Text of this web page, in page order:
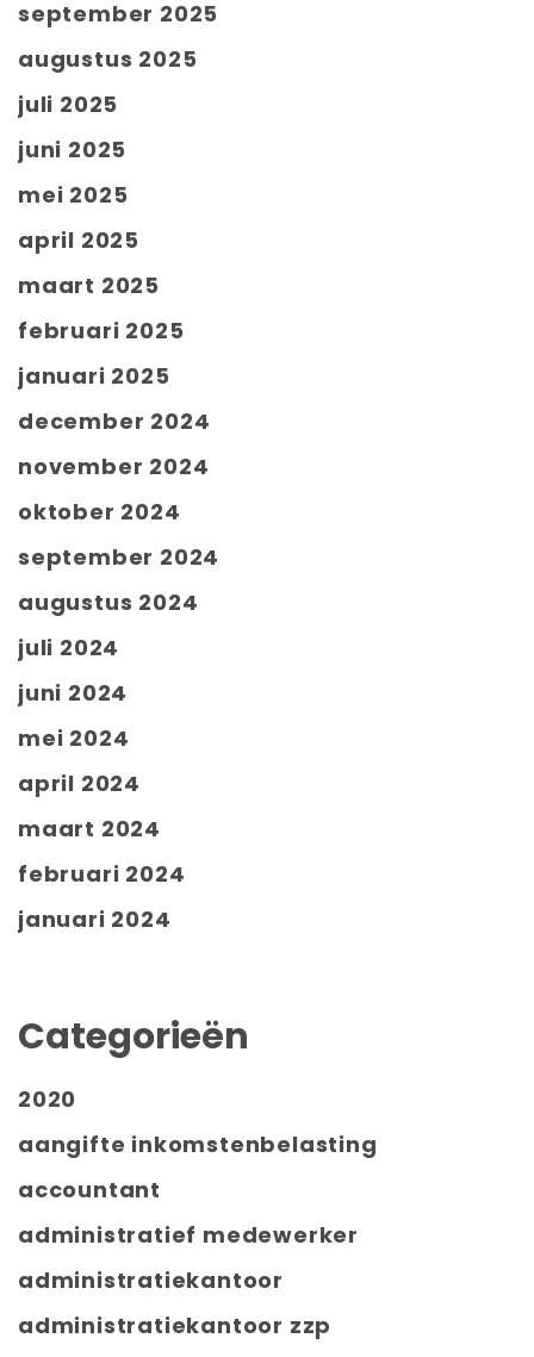
september 2025
augustus 2025
juli 2025
juni 2025
mei 2025
april 2025
maart 2025
februari 2025
januari 2025
december 2024
november 2024
oktober 2024
september 2024
augustus 2024
juli 2024
juni 2024
mei 2024
april 2024
maart 2024
februari 2024
januari 2024
Categorieën
2020
aangifte inkomstenbelasting
accountant
administratief medewerker
administratiekantoor
administratiekantoor zzp